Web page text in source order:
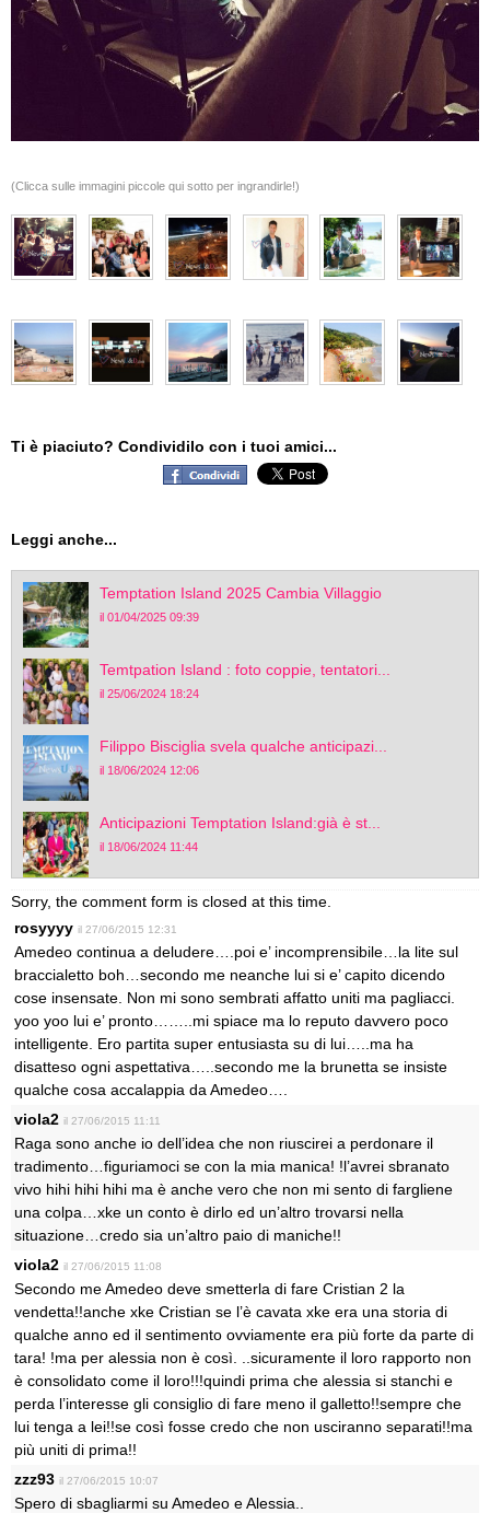
(Clicca sulle immagini piccole qui sotto per ingrandirle!)
Ti è piaciuto? Condividilo con i tuoi amici...
Leggi anche...
Temptation Island 2025 Cambia Villaggio
il 01/04/2025 09:39
Temtpation Island : foto coppie, tentatori...
il 25/06/2024 18:24
Filippo Bisciglia svela qualche anticipazi...
il 18/06/2024 12:06
Anticipazioni Temptation Island:già è st...
il 18/06/2024 11:44
Sorry, the comment form is closed at this time.
rosyyyy il 27/06/2015 12:31
Amedeo continua a deludere….poi e’ incomprensibile…la lite sul
braccialetto boh…secondo me neanche lui si e’ capito dicendo
cose insensate. Non mi sono sembrati affatto uniti ma pagliacci.
yoo yoo lui e’ pronto……..mi spiace ma lo reputo davvero poco
intelligente. Ero partita super entusiasta su di lui…..ma ha
disatteso ogni aspettativa…..secondo me la brunetta se insiste
qualche cosa accalappia da Amedeo….
viola2 il 27/06/2015 11:11
Raga sono anche io dell’idea che non riuscirei a perdonare il
tradimento…figuriamoci se con la mia manica! !l’avrei sbranato
vivo hihi hihi hihi ma è anche vero che non mi sento di fargliene
una colpa…xke un conto è dirlo ed un’altro trovarsi nella
situazione…credo sia un’altro paio di maniche!!
viola2 il 27/06/2015 11:08
Secondo me Amedeo deve smetterla di fare Cristian 2 la
vendetta!!anche xke Cristian se l’è cavata xke era una storia di
qualche anno ed il sentimento ovviamente era più forte da parte di
tara! !ma per alessia non è così. ..sicuramente il loro rapporto non
è consolidato come il loro!!!quindi prima che alessia si stanchi e
perda l’interesse gli consiglio di fare meno il galletto!!sempre che
lui tenga a lei!!se così fosse credo che non usciranno separati!!ma
più uniti di prima!!
zzz93 il 27/06/2015 10:07
Spero di sbagliarmi su Amedeo e Alessia..